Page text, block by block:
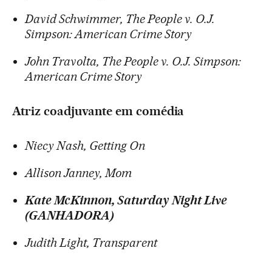
David Schwimmer, The People v. O.J.
Simpson: American Crime Story
John Travolta, The People v. O.J. Simpson:
American Crime Story
Atriz coadjuvante em comédia
Niecy Nash, Getting On
Allison Janney, Mom
Kate McKinnon, Saturday Night Live
(GANHADORA)
Judith Light, Transparent